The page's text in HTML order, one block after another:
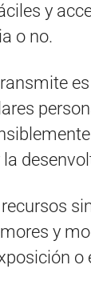
y
o no.
y
o